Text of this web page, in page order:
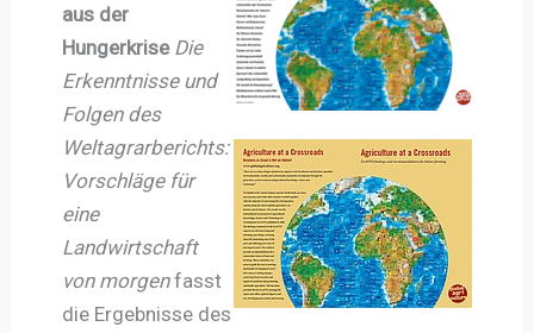
aus der
Hungerkrise Die
Erkenntnisse und
Folgen des
Weltagrarberichts:
Vorschläge für
eine
Landwirtschaft
von morgenfasst
die Ergebnisse des